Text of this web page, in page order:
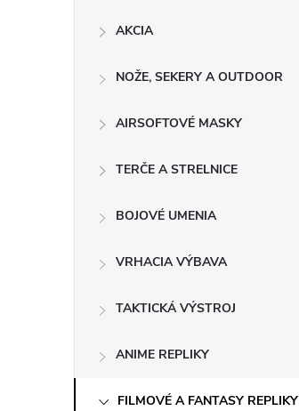
AKCIA
NOŽE, SEKERY A OUTDOOR
AIRSOFTOVÉ MASKY
TERČE A STRELNICE
BOJOVÉ UMENIA
VRHACIA VÝBAVA
TAKTICKÁ VÝSTROJ
ANIME REPLIKY
FILMOVÉ A FANTASY REPLIKY